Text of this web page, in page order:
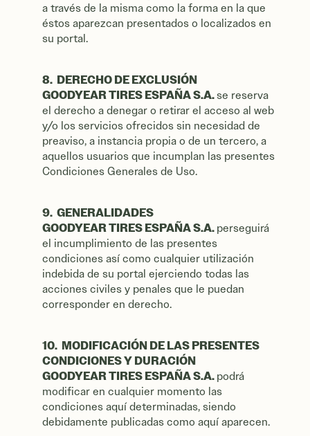
a través de la misma como la forma en la que
éstos aparezcan presentados o localizados en
su portal.
8. DERECHO DE EXCLUSIÓN
GOODYEAR TIRES ESPAÑA S.A.se reserva
el derecho a denegar o retirar el acceso al web
y/o los servicios ofrecidos sin necesidad de
preaviso, a instancia propia o de un tercero, a
aquellos usuarios que incumplan las presentes
Condiciones Generales de Uso.
9. GENERALIDADES
GOODYEAR TIRES ESPAÑA S.A. perseguirá
el incumplimiento de las presentes
condiciones así como cualquier utilización
indebida de su portal ejerciendo todas las
acciones civiles y penales que le puedan
corresponder en derecho.
10. MODIFICACIÓN DE LAS PRESENTES
CONDICIONES Y DURACIÓN
GOODYEAR TIRES ESPAÑA S.A. podrá
modificar en cualquier momento las
condiciones aquí determinadas, siendo
debidamente publicadas como aquí aparecen.